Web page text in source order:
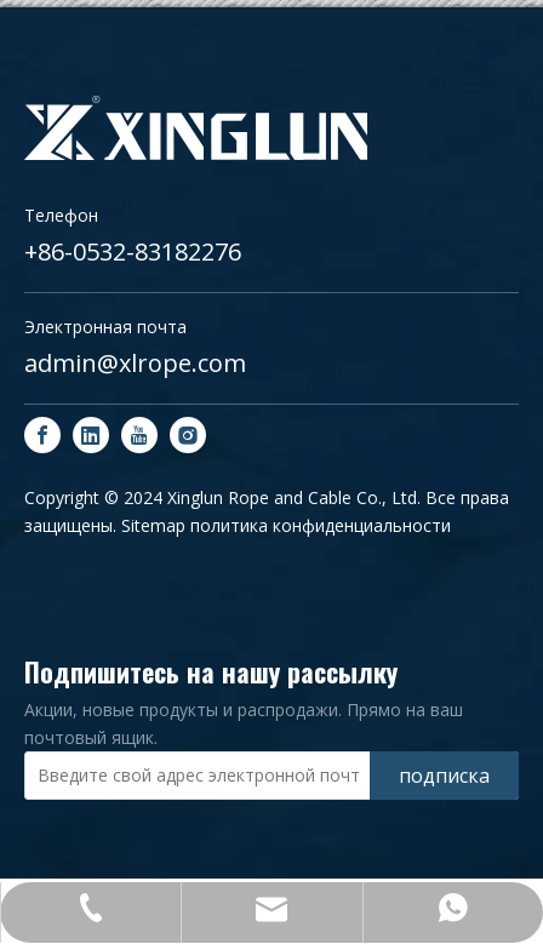
Телефон
+86-0532-83182276
Электронная почта
admin@xlrope.com
Copyright © 2024 Xinglun Rope and Cable Co., Ltd. Все права
защищены. Sitemap политика конфиденциальности
+86-0532-83182276
admin@xlrope.com
+86-15965581902
Подпишитесь на нашу рассылку
Акции, новые продукты и распродажи. Прямо на ваш
почтовый ящик.
подписка